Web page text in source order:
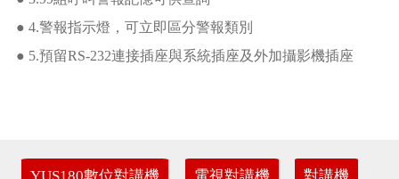
● 4.警報指示燈，可立即區分警報類別
● 5.預留RS-232連接插座與系統插座及外加攝影機插座